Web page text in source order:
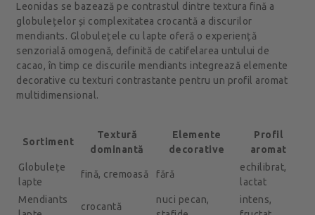
Leonidas se bazează pe contrastul dintre textura fină a
globulețelor și complexitatea crocantă a discurilor
mendiants. Globulețele cu lapte oferă o experiență
senzorială omogenă, definită de catifelarea untului de
cacao, în timp ce discurile mendiants integrează elemente
decorative cu texturi contrastante pentru un profil aromat
multidimensional.
Sortiment
Textură
dominantă
Elemente
decorative
Profil
aromat
Globulețe
lapte
fină, cremoasă fără
echilibrat,
lactat
Mendiants
crocantă
nuci pecan,
intens,